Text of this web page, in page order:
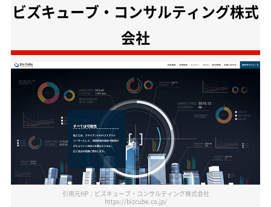
ビズキューブ・コンサルティング株式
会社
引用元HP：ビズキューブ・コンサルティング株式会社
https://bizcube.co.jp/